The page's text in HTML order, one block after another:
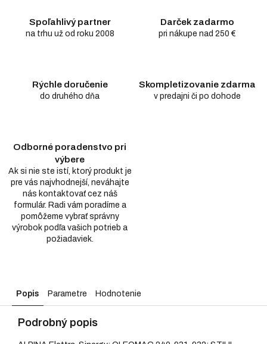
Spoľahlivý partner
na trhu už od roku 2008
Darček zadarmo
pri nákupe nad 250 €
Rýchle doručenie
do druhého dňa
Skompletizovanie zdarma
v predajni či po dohode
Odborné poradenstvo pri
výbere
Ak si nie ste istí, ktorý produkt je
pre vás najvhodnejší, neváhajte
nás kontaktovať cez náš
formulár. Radi vám poradíme a
pomôžeme vybrať správny
výrobok podľa vašich potrieb a
požiadaviek.
Popis Parametre Hodnotenie
Podrobný popis